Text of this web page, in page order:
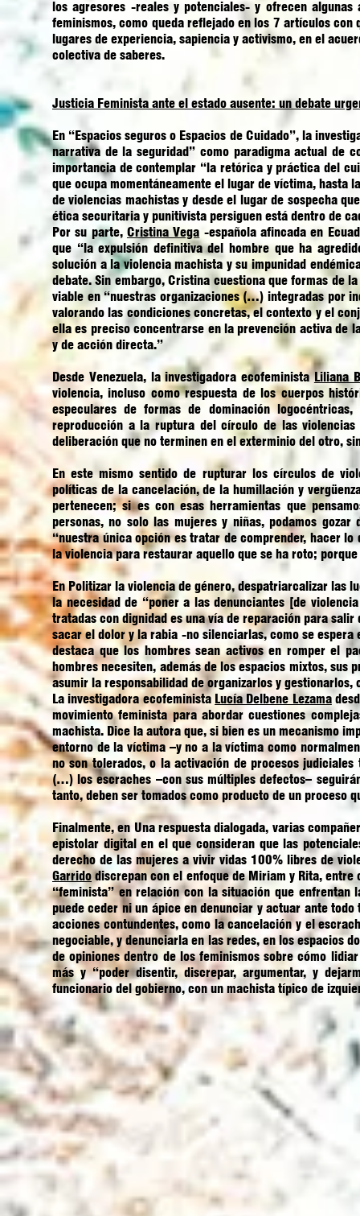
los agresores -reales y potenciales- y ofrecen
feminismos, como queda reflejado en los 7 artículos con
lugares de experiencia, sapiencia y activismo, en el
colectiva de saberes.
Justicia Feminista ante el estado ausente: un debate
En “Espacios seguros o Espacios de Cuidado”, la
narrativa de la seguridad” como paradigma actual de
importancia de contemplar “la retórica y práctica del
que ocupa momentáneamente el lugar de víctima, hasta
de violencias machistas y desde el lugar de sospecha
ética securitaria y punitivista persiguen está dentro de
Por su parte, Cristina Vega -española afincada en
que “la expulsión definitiva del hombre que ha
solución a la violencia machista y su impunidad
debate. Sin embargo, Cristina cuestiona que formas de
viable en “nuestras organizaciones (…) integradas por
valorando las condiciones concretas, el contexto y el
ella es preciso concentrarse en la prevención activa de
y de acción directa.”
Desde Venezuela, la investigadora ecofeministaLiliana
violencia, incluso como respuesta de los cuerpos
especulares de formas de dominación
reproducción a la ruptura del círculo de las violencias
deliberación que no terminen en el exterminio del otro,
En este mismo sentido de rupturar los círculos de
políticas de la cancelación, de la humillación y
pertenecen; si es con esas herramientas que
personas, no solo las mujeres y niñas, podamos
“nuestra única opción es tratar de comprender, hacer
la violencia para restaurar aquello que se ha roto;
EnPolitizar la violencia de género, despatriarcalizar las
la necesidad de “poner a las denunciantes [de
tratadas con dignidad es una vía de reparación para
sacar el dolor y la rabia -no silenciarlas, como se
destaca que los hombres sean activos en romper el
hombres necesiten, además de los espacios mixtos, sus
asumir la responsabilidad de organizarlos y
La investigadora ecofeminista Lucía Delbene Lezama
movimiento feminista para abordar cuestiones
machista. Dice la autora que, si bien es un mecanismo
entorno de la víctima –y no a la víctima como
no son tolerados, o la activación de procesos
(…) los escraches –con sus múltiples defectos–
tanto, deben ser tomados como producto de un proceso
Finalmente, en Una respuesta dialogada, varias
epistolar digital en el que consideran que las
derecho de las mujeres a vivir vidas 100% libres de
Garridodiscrepan con el enfoque de Miriam y Rita,
“feminista” en relación con la situación que enfrentan
puede ceder ni un ápice en denunciar y actuar ante
acciones contundentes, como la cancelación y el
negociable, y denunciarla en las redes, en los espacios
de opiniones dentro de los feminismos sobre cómo
más y “poder disentir, discrepar, argumentar, y
funcionario del gobierno, con un machista típico de